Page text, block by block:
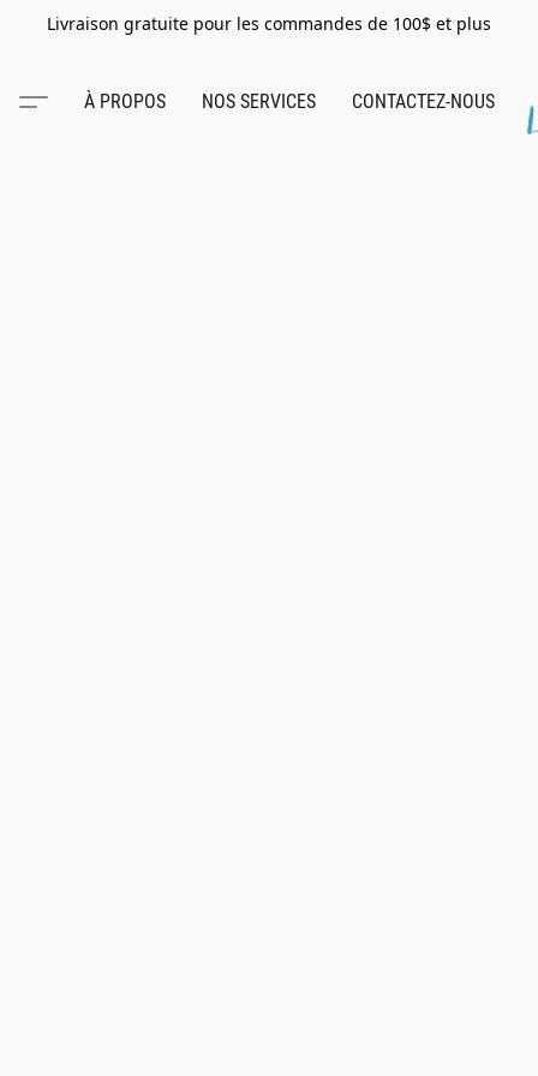
Livraison gratuite pour les commandes de 100$ et plus
À PROPOS NOS SERVICES CONTACTEZ-NOUS